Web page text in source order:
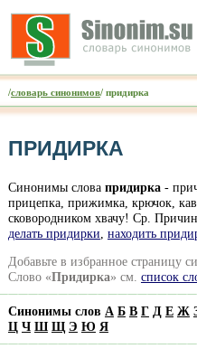
/словарь синонимов/ придирка
ПРИДИРКА
Синонимы слова придирка-
прицепка, прижимка, крючок,
сковородником хвачу! Ср.
делать придирки находить
Добавьте в избранное страницу
Слово «Придирка» см. список
Синонимы слов А Б В Г Д Е Ж
Ц Ч Ш Щ Э Ю Я